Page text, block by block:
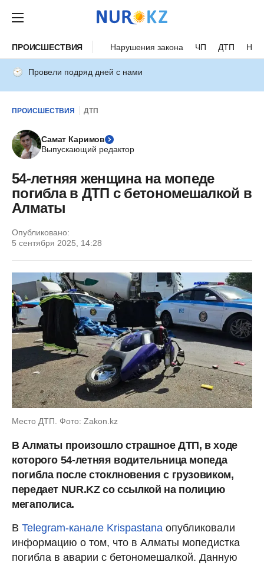
ПРОИСШЕСТВИЯ Нарушения закона ЧП ДТП
Провели подряд дней с нами
ПРОИСШЕСТВИЯ ДТП
Самат Каримов
Выпускающий редактор
54-летняя женщина на мопеде
погибла в ДТП с бетономешалкой в
Алматы
Опубликовано:
5 сентября 2025, 14:28
Место ДТП. Фото: Zakon.kz
В Алматы произошло страшное ДТП, в ходе
которого 54-летняя водительница мопеда
погибла после стоклновения с грузовиком,
передает NUR.KZ со ссылкой на полицию
мегаполиса.
В Telegram-канале Krispastana опубликовали
информацию о том, что в Алматы мопедистка
погибла в аварии с бетономешалкой. Данную